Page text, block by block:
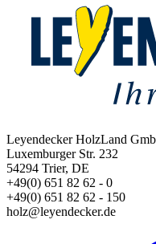
Leyendecker HolzLand
Luxemburger Str. 232
54294 Trier, DE
+49(0) 651 82 62 - 0
+49(0) 651 82 62 - 150
holz@leyendecker.de